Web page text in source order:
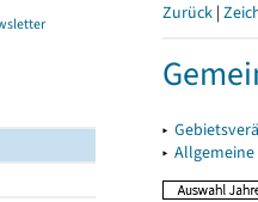
Zurück |
▸
▸